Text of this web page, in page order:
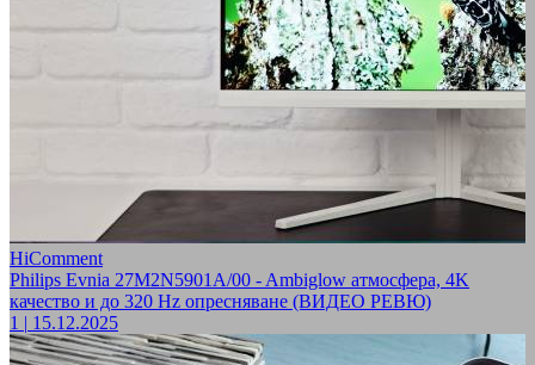
HiComment
Philips Evnia 27M2N5901A/00 - Ambiglow атмосфера, 4K
качество и до 320 Hz опресняване (ВИДЕО РЕВЮ)
1 | 15.12.2025